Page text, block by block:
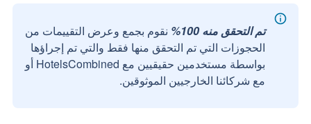
تم التحقق منه 100%
نقوم بجمع وعرض التقييمات من
الحجوزات التي تم التحقق منها فقط والتي تم إجراؤها
بواسطة مستخدمين حقيقيين مع HotelsCombined أو
مع شركائنا الخارجيين الموثوقين.